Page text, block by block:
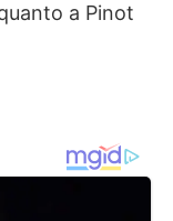
a Pinot